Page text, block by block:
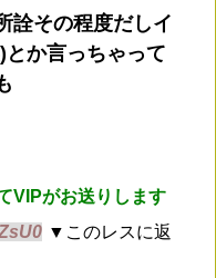
詮その程度だしイ
か言っちゃって
VIPがお送りします
▼このレスに返